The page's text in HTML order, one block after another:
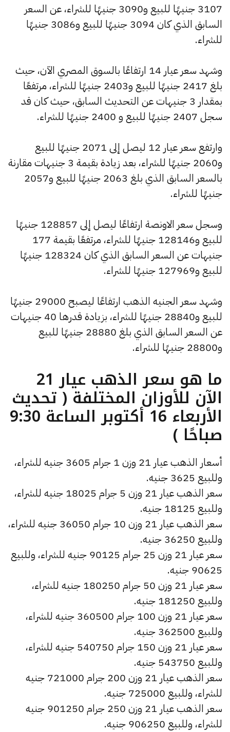
3107 جنيهًا للبيع و3090 جنيهًا للشراء، عن السعر
السابق الذي كان 3094 جنيهًا للبيع و3086 جنيهًا
للشراء.
وشهد سعر عيار 14 ارتفاعًا بالسوق المصري الآن، حيث
بلغ 2417 جنيهًا للبيع و2403 جنيهًا للشراء، مرتفعًا
بمقدار 3 جنيهات عن التحديث السابق، حيث كان قد
سجل 2407 جنيهًا للبيع و 2400 جنيهًا للشراء.
وارتفع سعر عيار 12 ليصل إلى 2071 جنيهًا للبيع
و2060 جنيهًا للشراء، بعد زيادة بقيمة 3 جنيهات مقارنة
بالسعر السابق الذي بلغ 2063 جنيهًا للبيع و2057
جنيهًا للشراء.
وسجل سعر الاونصة ارتفاعًا ليصل إلى 128857 جنيهًا
للبيع و128146 جنيهًا للشراء، مرتفعًا بقيمة 177
جنيهات عن السعر السابق الذي كان 128324 جنيهًا
للبيع و127969 جنيهًا للشراء.
وشهد سعر الجنيه الذهب ارتفاعًا ليصبح 29000 جنيهًا
للبيع و28840 جنيهًا للشراء، بزيادة قدرها 40 جنيهات
عن السعر السابق الذي بلغ 28880 جنيهًا للبيع
و28800 جنيهًا للشراء.
ما هو سعر الذهب عيار 21
الآن للأوزان المختلفة ( تحديث
الأربعاء 16 أكتوبر الساعة 9:30
صباحًا )
أسعار الذهب عيار 21 وزن 1 جرام 3605 جنيه للشراء،
وللبيع 3625 جنيه.
سعر الذهب عيار 21 وزن 5 جرام 18025 جنيه للشراء،
وللبيع 18125 جنيه.
سعر الذهب عيار 21 وزن 10 جرام 36050 جنيه للشراء،
وللبيع 36250 جنيه.
سعر عيار 21 وزن 25 جرام 90125 جنيه للشراء، وللبيع
90625 جنيه.
سعر عيار 21 وزن 50 جرام 180250 جنيه للشراء،
وللبيع 181250 جنيه.
سعر عيار 21 وزن 100 جرام 360500 جنيه للشراء،
وللبيع 362500 جنيه.
سعر عيار 21 وزن 150 جرام 540750 جنيه للشراء،
وللبيع 543750 جنيه.
سعر الذهب عيار 21 وزن 200 جرام 721000 جنيه
للشراء، وللبيع 725000 جنيه.
سعر الذهب عيار 21 وزن 250 جرام 901250 جنيه
للشراء، وللبيع 906250 جنيه.